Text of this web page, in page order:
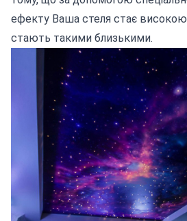
ефекту Ваша стеля стає високою,
стають такими близькими.